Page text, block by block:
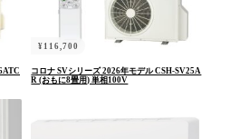
¥ 116,700
コロナ SVシリーズ 2026年モデル CSH-SV25A
R (おもに8畳用) 単相100V